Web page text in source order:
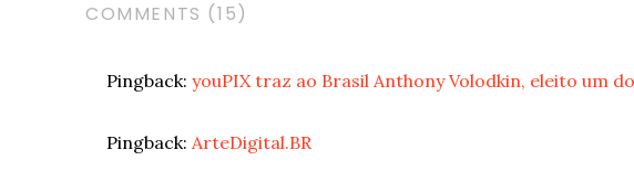
COMMENTS (15)
Pingback:youPIX traz ao Brasil Anthony Volodkin, eleito um
Pingback:ArteDigital.BR